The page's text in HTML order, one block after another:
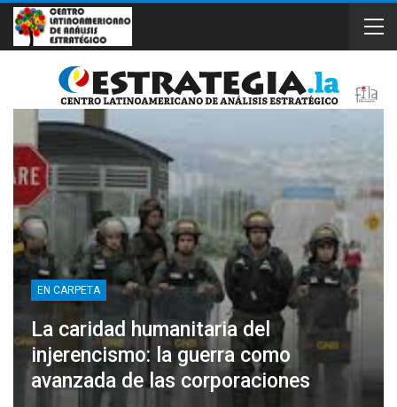
EN CARPETA
La caridad humanitaria del
injerencismo: la guerra como
avanzada de las corporaciones